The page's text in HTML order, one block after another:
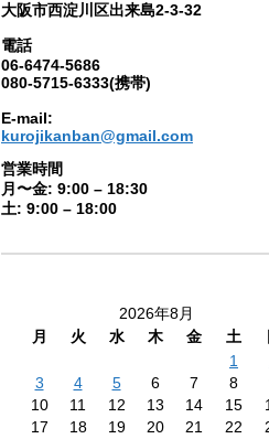
大阪市西淀川区出来島2-3-32
電話
06-6474-5686
080-5715-6333(携帯)
E-mail:
kurojikanban@gmail.com
営業時間
月〜金: 9:00 – 18:30
土: 9:00 – 18:00
2026年8月
月
火 水 木 金 土
1
3
4 5 6 7 8
10
11 12 13 14 15
17
18 19 20 21 22